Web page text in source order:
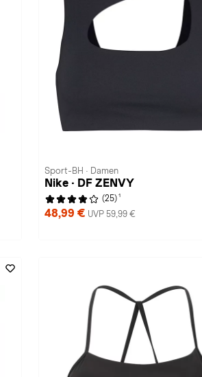
Sport-BH · Damen
Nike · DF ZENVY
(25) 1
48,99 € UVP 59,99 €